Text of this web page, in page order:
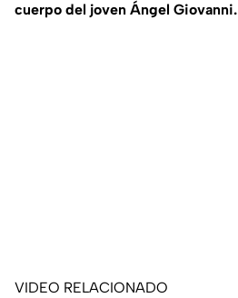
cuerpo del joven Ángel Giovanni.
VIDEO RELACIONADO